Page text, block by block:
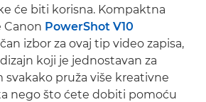
će biti korisna. Kompaktna
Canon PowerShot V10
izbor za ovaj tip video zapisa,
koji je jednostavan za
svakako pruža više kreativne
nego što ćete dobiti pomoću